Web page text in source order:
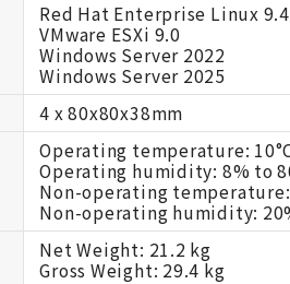
Red Hat Enterprise Linux
VMware ESXi 9.0
Windows Server 2022
Windows Server 2025
4 x 80x80x38mm
Operating temperature:
Operating humidity: 8% to
Non-operating temperature:
Non-operating humidity:
Net Weight: 21.2 kg
Gross Weight: 29.4 kg